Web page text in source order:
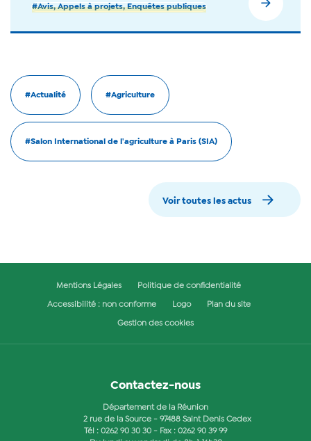
#Avis, Appels à projets, Enquêtes publiques
#Actualité #Agriculture
#Salon International de l'agriculture à Paris (SIA)
Voir toutes les actus
Mentions Légales Politique de confidentialité
Accessibilité : non conforme Logo Plan du site
Gestion des cookies
Contactez-nous
Département de la Réunion
2 rue de la Source - 97488 Saint Denis Cedex
Tél : 0262 90 30 30 - Fax : 0262 90 39 99